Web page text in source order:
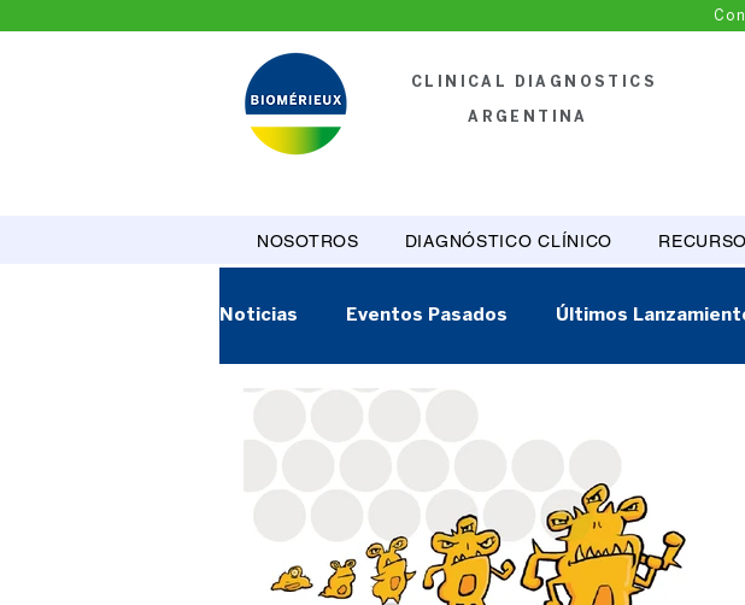
CLINICAL DIAGNOSTICS
ARGENTINA
NOSOTROS DIAGNÓSTICO CLÍNICO
Noticias Eventos Pasados Últimos